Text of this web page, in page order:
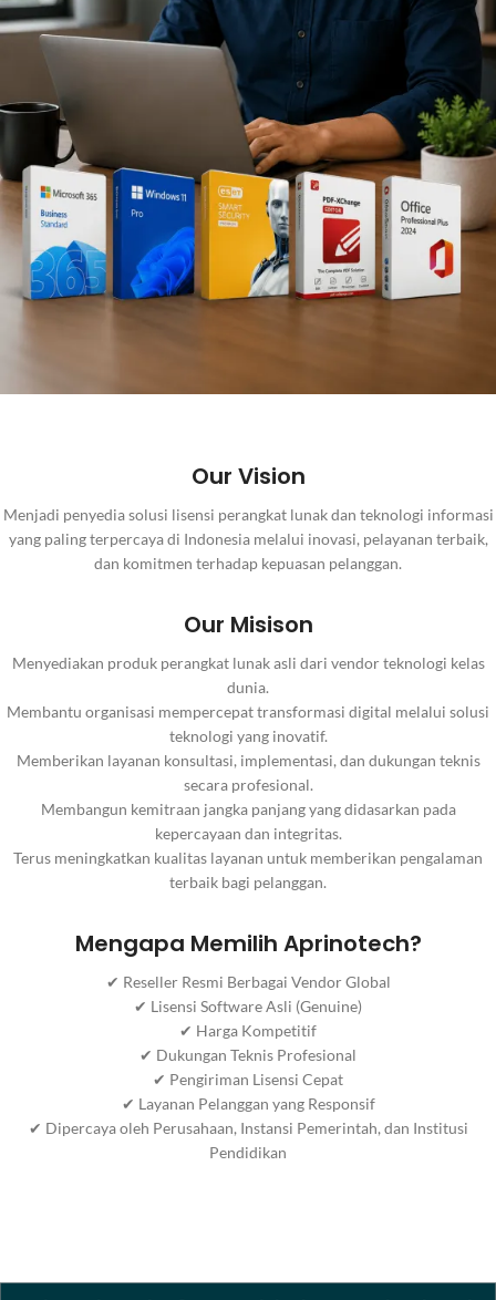
Our Vision
Menjadi penyedia solusi lisensi perangkat lunak dan teknologi informasi
yang paling terpercaya di Indonesia melalui inovasi, pelayanan terbaik,
dan komitmen terhadap kepuasan pelanggan.
Our Misison
Menyediakan produk perangkat lunak asli dari vendor teknologi kelas
dunia.
Membantu organisasi mempercepat transformasi digital melalui solusi
teknologi yang inovatif.
Memberikan layanan konsultasi, implementasi, dan dukungan teknis
secara profesional.
Membangun kemitraan jangka panjang yang didasarkan pada
kepercayaan dan integritas.
Terus meningkatkan kualitas layanan untuk memberikan pengalaman
terbaik bagi pelanggan.
Mengapa Memilih Aprinotech?
✔ Reseller Resmi Berbagai Vendor Global
✔ Lisensi Software Asli (Genuine)
✔ Harga Kompetitif
✔ Dukungan Teknis Profesional
✔ Pengiriman Lisensi Cepat
✔ Layanan Pelanggan yang Responsif
✔ Dipercaya oleh Perusahaan, Instansi Pemerintah, dan Institusi
Pendidikan